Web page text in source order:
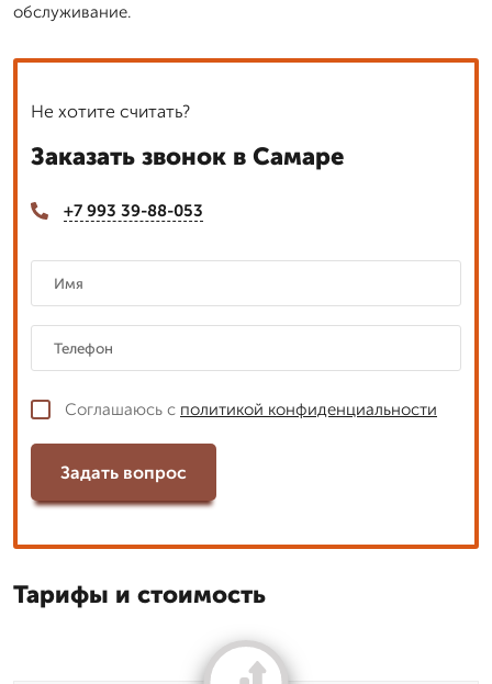
обслуживание.
Не хотите считать?
Заказать звонок в Самаре
+7 993 39-88-053
Соглашаюсь с политикой конфиденциальности
Задать вопрос
Тарифы и стоимость